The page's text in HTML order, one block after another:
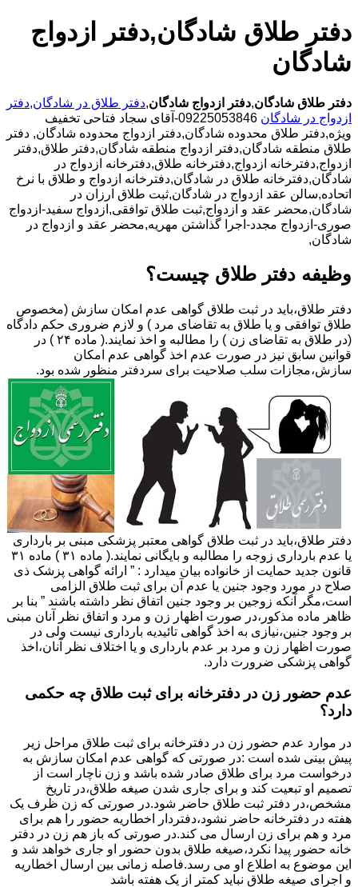
دفتر طلاق شادگان,دفتر ازدواج
شادگان
دفتر طلاق شادگان,دفتر ازدواج شادگان,دفتر طلاق در شادگان,دفتر
ازدواج در شادگان
09225053846-آقای سجاد فتاحی تخفیف
ویژه,دفتر طلاق محدوده شادگان,دفتر ازدواج محدوده شادگان, دفتر
طلاق منطقه شادگان,دفتر ازدواج منطقه شادگان,دفتر طلاق,دفتر
ازدواج,دفترخانه ازدواج,دفترخانه طلاق,دفترخانه ازدواج در
شادگان,دفترخانه طلاق در شادگان,دفترخانه ازدواج و طلاق با نرخ
اتحاده,سالن عقد ازدواج در شادگان,ثبت طلاق ارزان در
شادگان,محضر عقد و ازدواج,ثبت طلاق توافقی,ازدواج سفید-ازدواج
صوری-ازدواج مجدد-اجرا گذاشتن مهریه,محضر عقد و ازدواج در
شادگان,
وظیفه دفتر طلاق چیست؟
دفتر طلاق،باید در ثبت طلاق گواهی عدم امکان سازش (مخصوص
طلاق توافقی و یا طلاق به تقاضای مرد ) و لازم ضروری حکم دادگاه
(در طلاق به تقاضای زن ) را مطالبه و اخذ نمایند.( ماده ۲۴ ) در
قوانین سابق نیز در صورت عدم اخذ گواهی عدم امکان
سازش،مجازات سلب صلاحیت برای سردفتر منظور شده بود.
دفتر طلاق،باید در ثبت طلاق گواهی معتبر پزشکی مبنی بر بارداری
یا عدم بارداری زوجه را مطالبه و بایگانی نمایند.( ماده ۳۱ ) ماده ۳۱
قانون جدید حمایت از خانواده بیان میدارد : ” ارائه گواهی پزشک ذی
صلاح در مورد وجود جنین یا عدم آن برای ثبت طلاق الزامی
است،مگر آنکه زوجین بر وجود جنین اتفاق نظر داشته باشند ” بنا بر
ظاهر ماده مذکور،در صورت اظهار زن و مرد و اتفاق نظر آنان مبنی
بر وجود جنین،نیازی به اخذ گواهی تائیدیه بارداری نیست ولی در
صورت اظهار زن و مرد بر عدم بارداری و یا اختلاف نظر آنان،اخذ
گواهی پزشکی ضرورت دارد.
عدم حضور زن در دفترخانه برای ثبت طلاق چه حکمی
دارد؟
در موارد عدم حضور زن در دفترخانه برای ثبت طلاق مراحل زیر
پیش بینی شده است :در صورتی که گواهی عدم امکان سازش به
درخواست مرد برای طلاق صادر شده باشد و زن ناچار است از
تصمیم او تبعیت کند و برای جاری شدن صیغه طلاق،در تاریخ
مشخص،در دفتر ثبت طلاق حاضر شود.در صورتی که زن ظرف یک
هفته در دفترخانه حاضر نشود،دفتردار اخطاریه حضور را هم برای
مرد و هم برای زن ارسال می کند.در صورتی که باز هم زن در دفتر
خانه حضور پیدا نکرد،صیغه طلاق بدون حضور او جاری خواهد شد و
این موضوع به اطلاع او می رسد.فاصله زمانی بین ارسال اخطاریه
و اجرای صیغه طلاق نباید کمتر از یک هفته باشد